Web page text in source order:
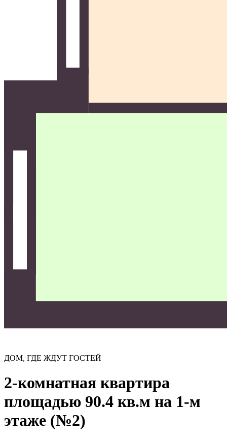
ДОМ, ГДЕ ЖДУТ ГОСТЕЙ
2-комнатная квартира
площадью 90.4 кв.м на 1-м
этаже (№2)